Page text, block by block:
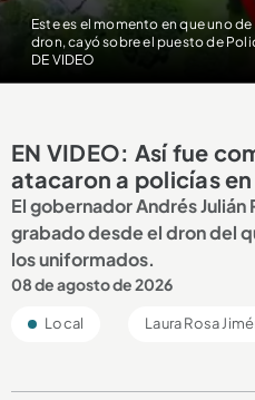
Este es el momento en que uno
dron, cayó sobre el puesto de
DE VIDEO
EN VIDEO: Así fue
atacaron a policías
El gobernador Andrés
grabado desde el dron del
los uniformados.
08 de agosto de 2026
Local Laura Rosa